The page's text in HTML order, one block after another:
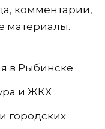
комментарии,
материалы.
в Рыбинске
и ЖКХ
городских